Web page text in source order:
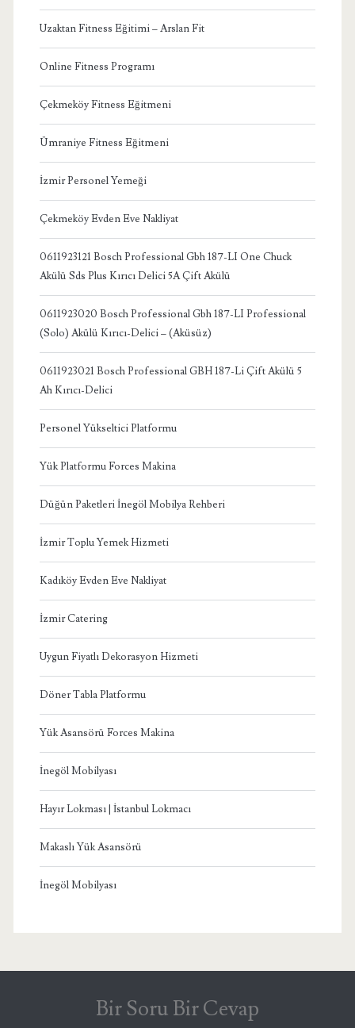
Uzaktan Fitness Eğitimi – Arslan Fit
Online Fitness Programı
Çekmeköy Fitness Eğitmeni
Ümraniye Fitness Eğitmeni
İzmir Personel Yemeği
Çekmeköy Evden Eve Nakliyat
0611923121 Bosch Professional Gbh 187-LI One Chuck
Akülü Sds Plus Kırıcı Delici 5A Çift Akülü
0611923020 Bosch Professional Gbh 187-LI Professional
(Solo) Akülü Kırıcı-Delici – (Aküsüz)
0611923021 Bosch Professional GBH 187-Li Çift Akülü 5
Ah Kırıcı-Delici
Personel Yükseltici Platformu
Yük Platformu Forces Makina
Düğün Paketleri İnegöl Mobilya Rehberi
İzmir Toplu Yemek Hizmeti
Kadıköy Evden Eve Nakliyat
İzmir Catering
Uygun Fiyatlı Dekorasyon Hizmeti
Döner Tabla Platformu
Yük Asansörü Forces Makina
İnegöl Mobilyası
Hayır Lokması | İstanbul Lokmacı
Makaslı Yük Asansörü
İnegöl Mobilyası
Bir Soru Bir Cevap